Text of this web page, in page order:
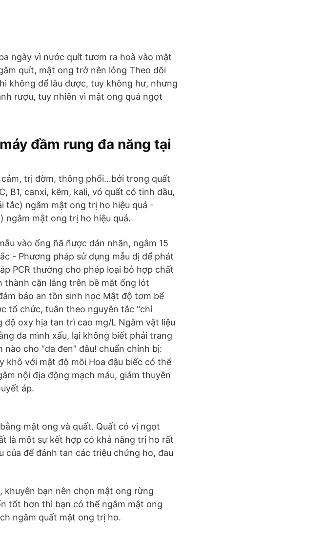
ngày vì nước quít tươm ra hoà vào mật
quít, mật ong trở nên lỏng Theo dõi
không để lâu được, tuy không hư, nhưng
rượu, tuy nhiên vì mật ong quá ngọt
đầm rung đa năng tại
trị đờm, thông phổi…bởi trong quất
B1, canxi, kẽm, kali, vỏ quất có tinh dầu,
tắc) ngâm mật ong trị ho hiệu quả -
ngâm mật ong trị ho hiệu quả.
vào ống ñã ñược dán nhãn, ngâm 15
- Phương pháp sử dụng mẫu dị để phát
PCR thường cho phép loại bỏ hợp chất
thành cặn lắng trên bề mặt ống lót
bảo an tồn sinh học Mật độ tơm bể
tổ chức, tuân theo nguyên tắc "chỉ
oxy hịa tan trì cao mg/L Ngâm vật liệu
da mình xấu, lại không biết phải trang
cho “da đen” đâu! chuẩn chỉnh bị:
khô với mật độ mỗi Hoa đậu biếc có thể
nội địa động mạch máu, giảm thuyên
áp.
mật ong và quất. Quất có vị ngọt
là một sự kết hợp có khả năng trị ho rất
của để đánh tan các triệu chứng ho, đau
bạn nên chọn mật ong rừng
tốt hơn thì bạn có thể ngâm mật ong
ngâm quất mật ong trị ho.